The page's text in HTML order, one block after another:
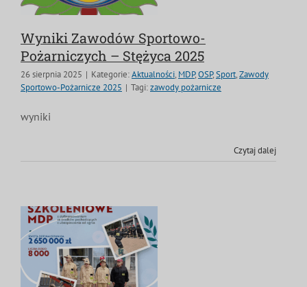
Wyniki Zawodów Sportowo-
Pożarniczych – Stężyca 2025
26 sierpnia 2025 | Kategorie:Aktualności, MDP,OSP,Sport,Zawody
Sportowo-Pożarnicze 2025 | Tagi:zawody pożarnicze
wyniki
Czytaj dalej